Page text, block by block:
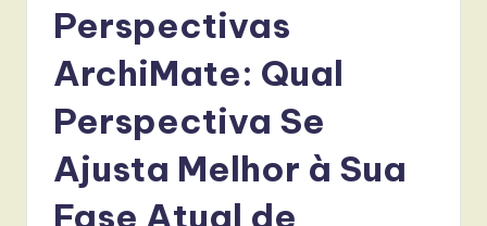
Perspectivas
ArchiMate: Qual
Perspectiva Se
Ajusta Melhor à Sua
Fase Atual de